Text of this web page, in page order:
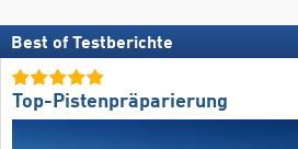
Best of Testberichte
Top-Pistenpräparierung